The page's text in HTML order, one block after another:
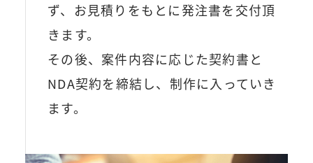
ず、お見積りをもとに発注書を交付頂
きます。
その後、案件内容に応じた契約書と
NDA契約を締結し、制作に入っていき
ます。